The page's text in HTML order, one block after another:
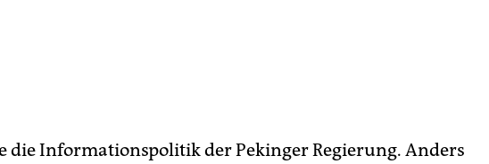
die Informationspolitik der Pekinger Regierung. Anders